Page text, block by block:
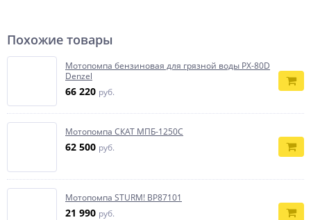
Похожие товары
Мотопомпа бензиновая для грязной воды PX-80D
Denzel
66 220 руб.
Мотопомпа СКАТ МПБ-1250С
62 500 руб.
Мотопомпа STURM! BP87101
21 990 руб.